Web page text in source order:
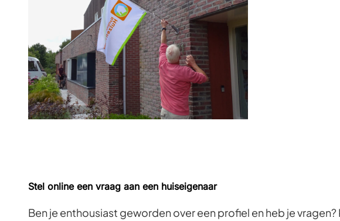
Stel online een vraag aan een huiseigenaar
Ben je enthousiast geworden over een profiel en heb je